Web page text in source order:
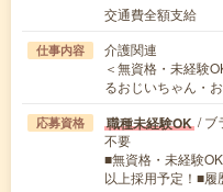
交通費全額支給
仕事内容
介護関連
＜無資格・未経験
るおじいちゃん・
応募資格 職種未経験OK / ブ
不要
■無資格・未経験
以上採用予定！■